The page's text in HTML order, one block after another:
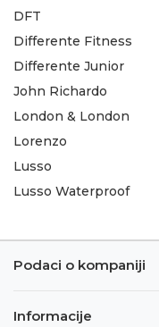
DFT
Differente Fitness
Differente Junior
John Richardo
London & London
Lorenzo
Lusso
Lusso Waterproof
Podaci o kompaniji
Informacije